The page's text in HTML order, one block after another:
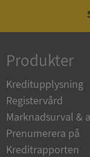
Produkter
Kreditupplysning
Registervård
Marknadsurval &
Prenumerera på
Kreditrapporten